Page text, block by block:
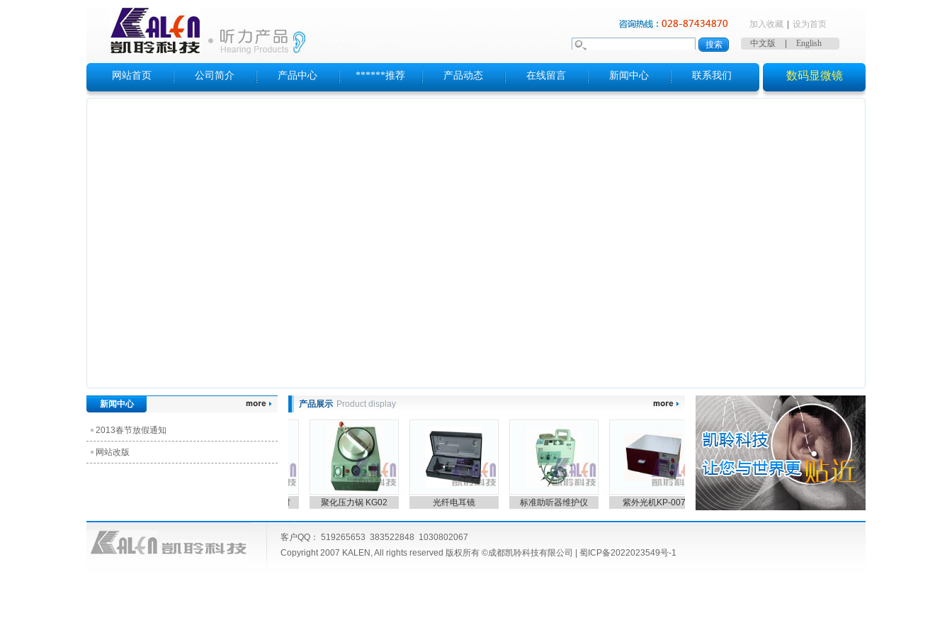
加入收藏
设为首页
中文版
English
网站首页 公司简介 产品中心 ******推荐 产品动态 在线留言 新闻中心 联系我们 数码显微镜
新闻中心
2013春节放假通知
网站改版
产品展示 Product display
聚化压力锅 KG02 光纤电耳镜 标准助听器维护仪 紫外光机KP-007 二次成型软耳模材料 耳镜灯套装
客户QQ： 519265653 383522848 1030802067
Copyright 2007 KALEN, All rights reserved 版权所有 ©成都凯聆科技有限公司 | 蜀ICP备2022023549号-1